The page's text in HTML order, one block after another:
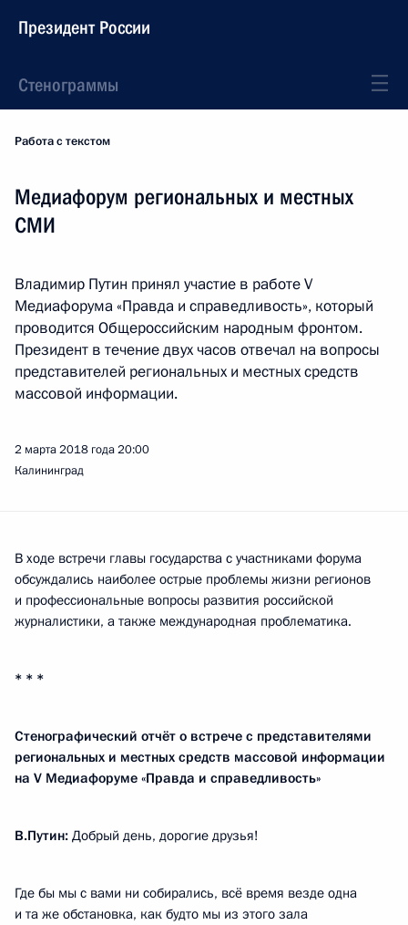
Президент России
Стенограммы
Работа с текстом
Медиафорум региональных и местных
СМИ
Владимир Путин принял участие в работе V
Медиафорума «Правда и справедливость», который
проводится Общероссийским народным фронтом.
Президент в течение двух часов отвечал на вопросы
представителей региональных и местных средств
массовой информации.
2 марта 2018 года20:00
Калининград
В ходе встречи главы государства с участниками форума
обсуждались наиболее острые проблемы жизни регионов
и профессиональные вопросы развития российской
журналистики, а также международная проблематика.
* * *
Стенографический отчёт о встрече с представителями
региональных и местных средств массовой информации
на V Медиафоруме «Правда и справедливость»
В.Путин: Добрый день, дорогие друзья!
Где бы мы с вами ни собирались, всё время везде одна
и та же обстановка, как будто мы из этого зала